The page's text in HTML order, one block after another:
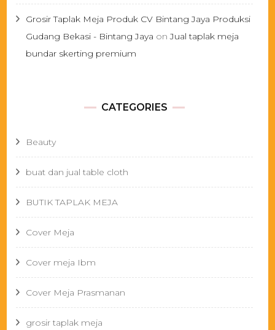
Grosir Taplak Meja Produk CV Bintang Jaya Produksi
Gudang Bekasi - Bintang Jaya onJual taplak meja
bundar skerting premium
CATEGORIES
Beauty
buat dan jual table cloth
BUTIK TAPLAK MEJA
Cover Meja
Cover meja Ibm
Cover Meja Prasmanan
grosir taplak meja